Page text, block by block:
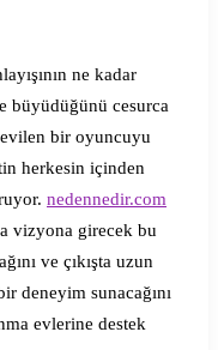
ne kadar
büyüdüğünü cesurca
bir oyuncuyu
herkesin içinden
nedennedir.com
vizyona girecek bu
ve çıkışta uzun
deneyim sunacağını
evlerine destek